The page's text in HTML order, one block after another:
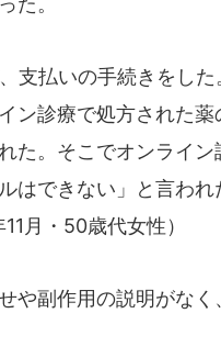
支払いの手続きをした
ン診療で処方された
た。そこでオンライ
はできない」と言わ
月・50歳代女性）
や副作用の説明がな